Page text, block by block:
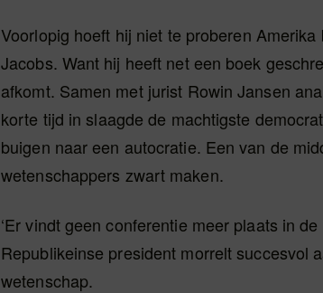
Voorlopig hoeft hij niet te proberen
Jacobs. Want hij heeft net een boek
afkomt. Samen met jurist Rowin Jansen
korte tijd in slaagde de machtigste
buigen naar een autocratie. Een van de
wetenschappers zwart maken.
‘Er vindt geen conferentie meer plaats in
Republikeinse president morrelt succesvol
wetenschap.